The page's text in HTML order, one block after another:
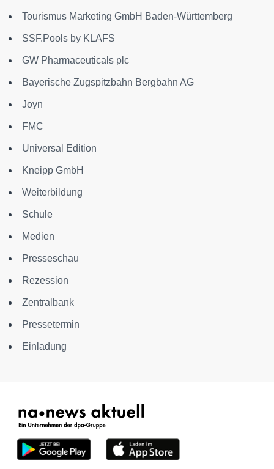
Tourismus Marketing GmbH Baden-Württemberg
SSF.Pools by KLAFS
GW Pharmaceuticals plc
Bayerische Zugspitzbahn Bergbahn AG
Joyn
FMC
Universal Edition
Kneipp GmbH
Weiterbildung
Schule
Medien
Presseschau
Rezession
Zentralbank
Pressetermin
Einladung